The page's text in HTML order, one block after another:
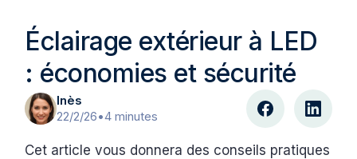
Éclairage extérieur à LED
: économies et sécurité
Inès
22/2/26•4 minutes
Cet article vous donnera des conseils pratiques